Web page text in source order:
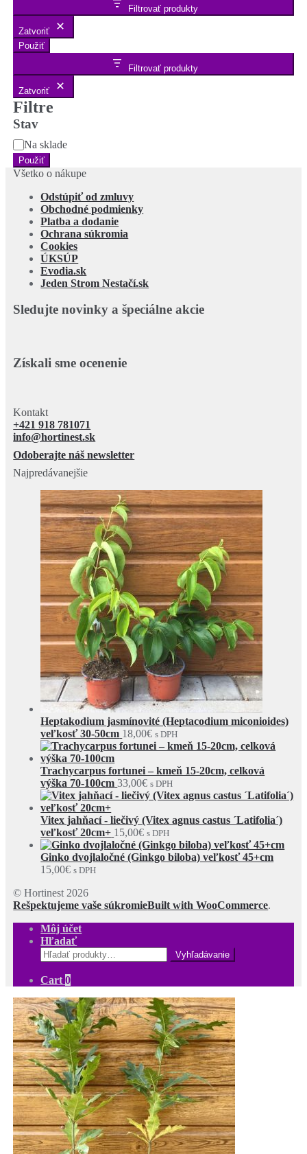
Filtrovať produkty
Zatvoriť
Použiť
Filtrovať produkty
Zatvoriť
Filtre
Stav
StavNa sklade
Použiť
Všetko o nákupe
Odstúpiť od zmluvy
Obchodné podmienky
Platba a dodanie
Ochrana súkromia
Cookies
ÚKSÚP
Evodia.sk
Jeden Strom Nestačí.sk
Sledujte novinky a špeciálne akcie
Získali sme ocenenie
Kontakt
+421 918 781071
info@hortinest.sk
Odoberajte náš newsletter
Najpredávanejšie
Heptakodium jasmínovité (Heptacodium miconioides)
veľkosť 30-50cm 18,00€ s DPH
Trachycarpus fortunei – kmeň 15-20cm, celková
výška 70-100cm 33,00€ s DPH
Vitex jahňací - liečivý (Vitex agnus castus ´Latifolia´)
veľkosť 20cm+ 15,00€ s DPH
Ginko dvojlaločné (Ginkgo biloba) veľkosť 45+cm
15,00€ s DPH
© Hortinest 2026
Rešpektujeme vaše súkromieBuilt with WooCommerce.
Môj účet
Hľadať
Hľadať:
Cart0